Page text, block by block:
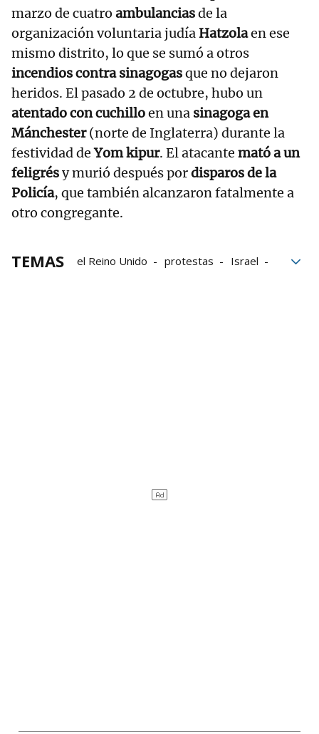
marzo de cuatro ambulanciasde la
organización voluntaria judía Hatzolaen ese
mismo distrito, lo que se sumó a otros
incendios contra sinagogasque no dejaron
heridos. El pasado 2 de octubre, hubo un
atentado con cuchilloen una sinagoga en
Mánchester(norte de Inglaterra) durante la
festividad deYom kipur. El atacante mató a un
feligrésy murió después pordisparos de la
Policía, que también alcanzaron fatalmente a
otro congregante.
TEMAS el Reino Unido protestas
Israel